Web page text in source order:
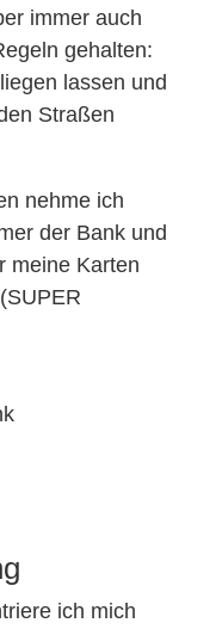
immer auch
gehalten:
lassen und
Straßen
nehme ich
der Bank und
meine Karten
ich mich